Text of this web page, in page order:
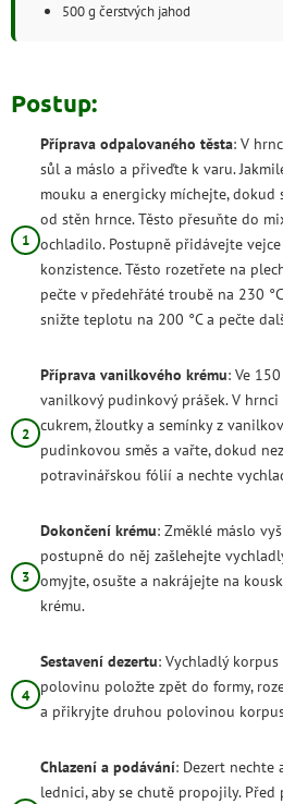
500 g čerstvých jahod
Postup:
Příprava odpalovaného těsta: V
sůl a máslo a přiveďte k varu.
mouku a energicky míchejte, dokud
od stěn hrnce. Těsto přesuňte do
ochladilo. Postupně přidávejte
konzistence. Těsto rozetřete na
pečte v předehřáté troubě na 230
snižte teplotu na 200 °C a pečte
Příprava vanilkového krému: Ve
vanilkový pudinkový prášek. V
cukrem, žloutky a semínky z
pudinkovou směs a vařte, dokud
potravinářskou fólií a nechte
Dokončení krému: Změklé máslo
postupně do něj zašlehejte
omyjte, osušte a nakrájejte na
krému.
Sestavení dezertu: Vychladlý
polovinu položte zpět do formy,
a přikryjte druhou polovinou
Chlazení a podávání: Dezert
lednici, aby se chutě propojily.